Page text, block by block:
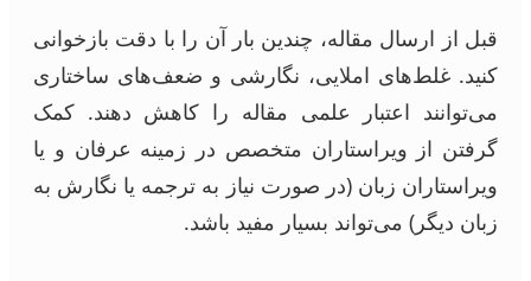
قبل از ارسال مقاله، چندین بار آن را با دقت بازخوانی
کنید. غلط‌های املایی، نگارشی و ضعف‌های ساختاری
می‌توانند اعتبار علمی مقاله را کاهش دهند. کمک
گرفتن از ویراستاران متخصص در زمینه عرفان و یا
ویراستاران زبان (در صورت نیاز به ترجمه یا نگارش به
زبان دیگر) می‌تواند بسیار مفید باشد.